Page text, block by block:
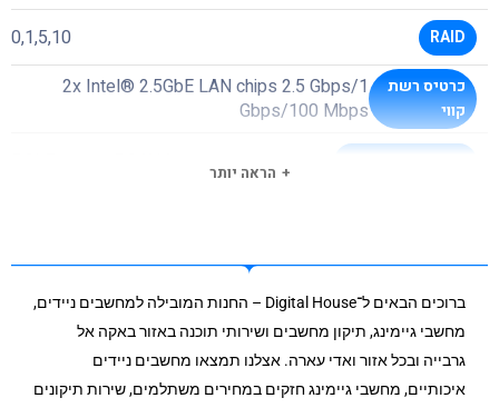
RAID
0,1,5,10
כרטיס רשת
קווי
2x Intel® 2.5GbE LAN chips 2.5 Gbps/1
Gbps/100 Mbps
תקופת אחריות 3 שנים
הראה יותר
ברוכים הבאים ל־Digital House – החנות המובילה למחשבים ניידים,
מחשבי גיימינג, תיקון מחשבים ושירותי תוכנה באזור באקה אל
גרבייה ובכל אזור ואדי עארה. אצלנו תמצאו מחשבים ניידים
איכותיים, מחשבי גיימינג חזקים במחירים משתלמים, שירות תיקונים